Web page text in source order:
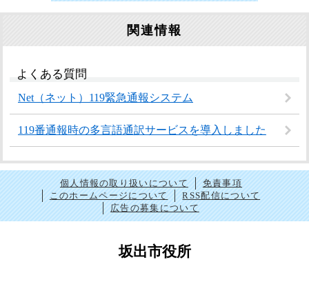
関連情報
よくある質問
Net（ネット）119緊急通報システム
119番通報時の多言語通訳サービスを導入しました
個人情報の取り扱いについて
免責事項
このホームページについて
RSS配信について
広告の募集について
坂出市役所